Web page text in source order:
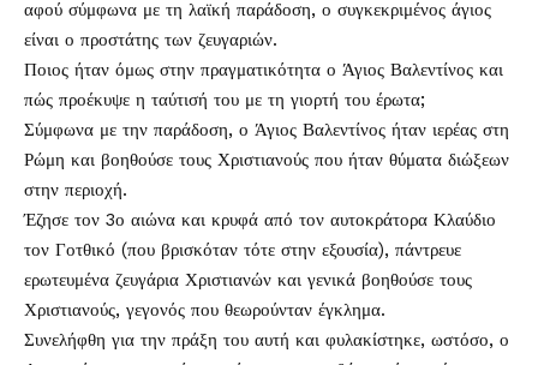
αφού σύμφωνα με τη λαϊκή παράδοση, ο συγκεκριμένος άγιος
είναι ο προστάτης των ζευγαριών.
Ποιος ήταν όμως στην πραγματικότητα ο Άγιος Βαλεντίνος και
πώς προέκυψε η ταύτισή του με τη γιορτή του έρωτα;
Σύμφωνα με την παράδοση, ο Άγιος Βαλεντίνος ήταν ιερέας στη
Ρώμη και βοηθούσε τους Χριστιανούς που ήταν θύματα διώξεων
στην περιοχή.
Έζησε τον 3ο αιώνα και κρυφά από τον αυτοκράτορα Κλαύδιο
τον Γοτθικό (που βρισκόταν τότε στην εξουσία), πάντρευε
ερωτευμένα ζευγάρια Χριστιανών και γενικά βοηθούσε τους
Χριστιανούς, γεγονός που θεωρούνταν έγκλημα.
Συνελήφθη για την πράξη του αυτή και φυλακίστηκε, ωστόσο, ο